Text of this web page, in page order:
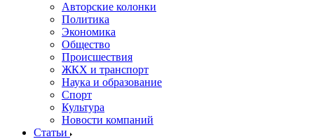
Авторские колонки
Политика
Экономика
Общество
Происшествия
ЖКХ и транспорт
Наука и образование
Спорт
Культура
Новости компаний
Статьи